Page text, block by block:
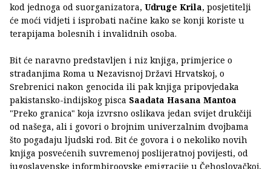
kod jednoga od suorganizatora, Udruge Krila, posjetitelji
će moći vidjeti i isprobati načine kako se konji koriste u
terapijama bolesnih i invalidnih osoba.
Bit će naravno predstavljen i niz knjiga, primjerice o
stradanjima Roma u Nezavisnoj Državi Hrvatskoj, o
Srebrenici nakon genocida ili pak knjiga pripovjedaka
pakistansko-indijskog pisca Saadata Hasana Mantoa
"Preko granica" koja izvrsno oslikava jedan svijet drukčiji
od našega, ali i govori o brojnim univerzalnim dvojbama
što pogađaju ljudski rod. Bit će govora i o nekoliko novih
knjiga posvećenih suvremenoj poslijeratnoj povijesti, od
jugoslavenske informbiroovske emigracije u Čehoslovačkoj,